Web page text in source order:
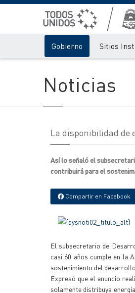
Gobierno Sitios
Noticias
La disponibilidad de
Así lo señaló el
contribuirá para el
Compartir en Facebook
El subsecretario de
casi 60 años cumple en la
sostenimiento del
Expresó que el anuncio
solamente distribuya